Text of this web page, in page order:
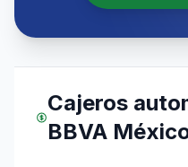
Cajeros
BBVA